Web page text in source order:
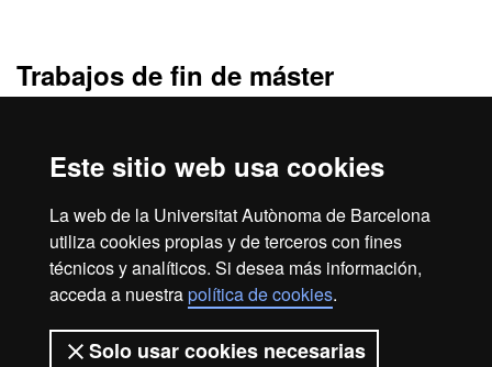
Este sitio web usa cookies
La web de la Universitat Autònoma de Barcelona
utiliza cookies propias y de terceros con fines
técnicos y analíticos. Si desea más información,
acceda a nuestrapolítica de cookies.
Solo usar cookies necesarias
Trabajos de fin de máster
Especialidad en Ecología Industrial y Urbana
Especialidad en Economía Ecológica
Accesibilidad web
Mapa del web UAB